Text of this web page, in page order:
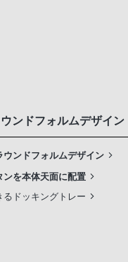
ンドフォルムデザイン
ウンドフォルムデザイン
ンを本体天面に配置
るドッキングトレー